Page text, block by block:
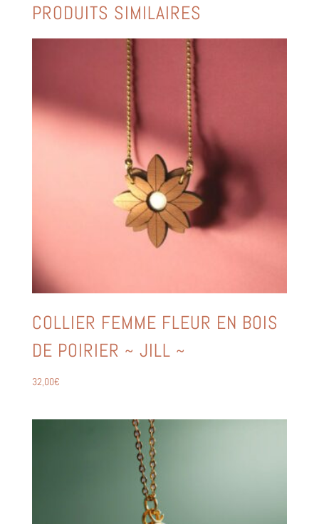
PRODUITS SIMILAIRES
COLLIER FEMME FLEUR EN BOIS
DE POIRIER ~ JILL ~
32,00€